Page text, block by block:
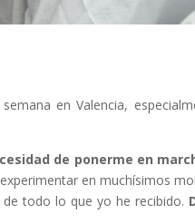
en Valencia,
de ponerme en
en muchísimos
todo lo que yo he recibido.